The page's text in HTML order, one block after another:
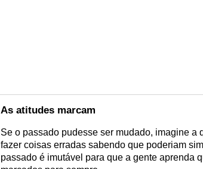
As atitudes marcam
Se o passado pudesse ser mudado, imagine a
fazer coisas erradas sabendo que poderiam
passado é imutável para que a gente aprenda